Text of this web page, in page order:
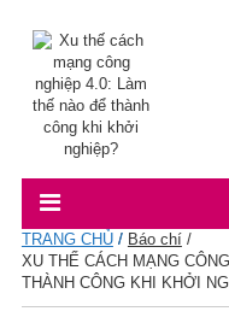
TRANG CHỦ/ Báo chí/
XU THẾ CÁCH MẠNG
THÀNH CÔNG KHI KHỞI